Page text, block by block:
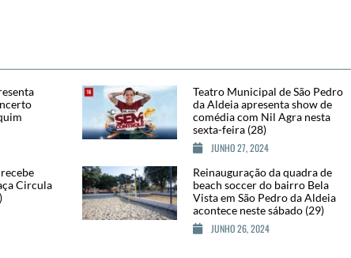
Teatro Municipal de São Pedro
da Aldeia apresenta show de
comédia com Nil Agra nesta
sexta-feira (28)
JUNHO 27, 2024
Circula
Reinauguração da quadra de
beach soccer do bairro Bela
Vista em São Pedro da Aldeia
acontece neste sábado (29)
JUNHO 26, 2024